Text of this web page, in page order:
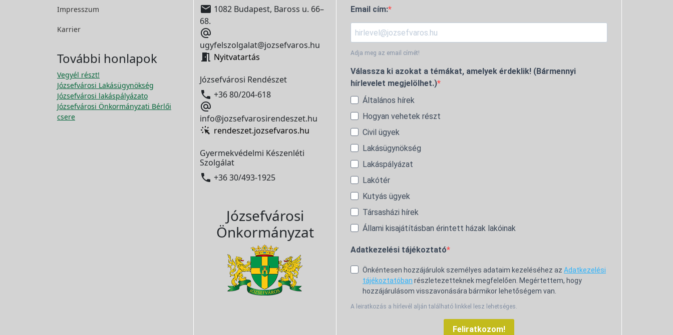
Impresszum
Karrier
További honlapok
Vegyél részt!
Józsefvárosi Lakásügynökség
Józsefvárosi lakáspályázato
Józsefvárosi Önkormányzati Bérlői
csere
 1082 Budapest, Baross u. 66–
68.

ugyfelszolgalat@jozsefvaros.hu
 Nyitvatartás
Józsefvárosi Rendészet
 +36 80/204-618

info@jozsefvarosirendeszet.hu
rendeszet.jozsefvaros.hu
Gyermekvédelmi Készenléti
Szolgálat
 +36 30/493-1925
Józsefvárosi
Önkormányzat
Email cím:
Adja meg az email címét!
Válassza ki azokat a témákat, amelyek érdeklik! (Bármennyi
hírlevelet megjelölhet.)
Általános hírek
Hogyan vehetek részt
Civil ügyek
Lakásügynökség
Lakáspályázat
Lakótér
Kutyás ügyek
Társasházi hírek
Állami kisajátításban érintett házak lakóinak
Adatkezelési tájékoztató
Önkéntesen hozzájárulok személyes adataim kezeléséhez az Adatkezelési
tájékoztatóban részletezetteknek megfelelően. Megértettem, hogy
hozzájárulásom visszavonására bármikor lehetőségem van.
A leiratkozás a hírlevél alján található linkkel lesz lehetséges.
Feliratkozom!